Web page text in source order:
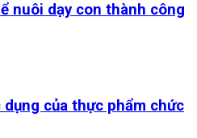
nuôi dạy con thành công
của thực phẩm chức